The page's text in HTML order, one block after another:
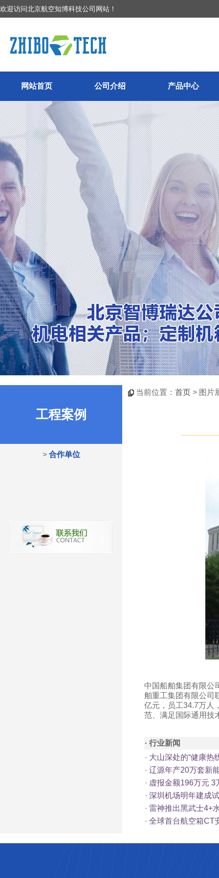
欢迎访问北京航空知博科技公司网站！
网站首页 公司介绍 产品中心
工程案例
> 合作单位
当前位置： 首页 > 图片
中国船舶集团有限公
舶重工集团有限公司
亿元，员工34.7万人
范、满足国际通用技
· 行业新闻
· 大山深处的“健康热
· 辽源年产20万套新
· 虚报金额196万元 3
· 深圳机场明年建成
· 雷神推出黑武士4+
· 全球首台航空箱CT